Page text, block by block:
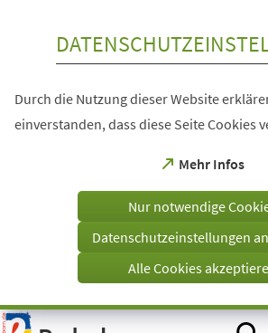
Visuelle
Durch die Nutzung dieser Website
einverstanden, dass diese Seite Cookies
Mehr Infos
(Öffnet
einem
Tab)
Nur notwendige
Datenschutzeinstellungen
Alle Cookies